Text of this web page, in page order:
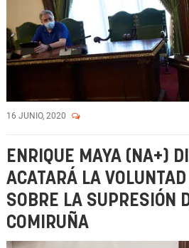
16 JUNIO, 2020
ENRIQUE MAYA (NA+)
ACATARÁ LA
SOBRE LA SUPRESIÓN
COMIRUÑA